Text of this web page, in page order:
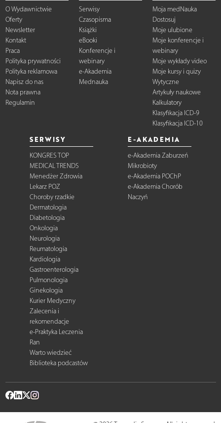
O Wydawnictwie
Oferty
Newsletter
Kontakt
Praca
Polityka prywatności
Polityka reklamowa
Napisz do nas
Nota prawna
Regulamin
Serwisy
Czasopisma
Książki
eBooki
Konferencje i
webinary
e-Akademia
Mednauka
Moja medNauka
Dostosuj
Moje ulubione
Moje konferencje i
webinary
Moje wykłady video
Moje kursy i quizy
Wytyczne
Artykuły naukowe
Kalkulatory
Klasyfikacja ICD-9
Klasyfikacja ICD-10
SERWISY
KONGRES TOP
MEDICAL TRENDS
Menedżer Zdrowia
Lekarz POZ
Choroby rzadkie
Dermatologia
Diabetologia
Onkologia
Neurologia
Reumatologia
Kardiologia
Gastroenterologia
Pulmonologia
Ginekologia
Kurier Medyczny
Zalecenia i
rekomendacje
e-Praktyka Leczenia
Ran
Warto wiedzieć
Biblioteka podcastów
E-AKADEMIA
e-Akademia Zaburzeń
Mikrobioty
e-Akademia POChP
e-Akademia Chorób
Naczyń